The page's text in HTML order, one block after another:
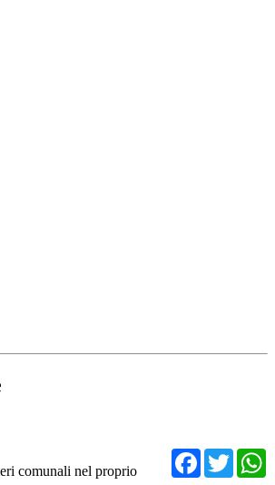
comunali nel proprio